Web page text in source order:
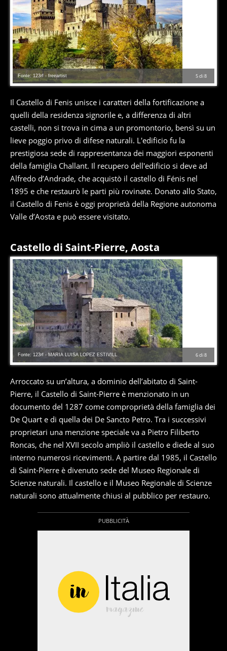
5di8
Fonte: 123rf - freeartist
Il Castello di Fenis unisce i caratteri della fortificazione a
quelli della residenza signorile e, a differenza di altri
castelli, non si trova in cima a un promontorio, bensì su un
lieve poggio privo di difese naturali. L'edificio fu la
prestigiosa sede di rappresentanza dei maggiori esponenti
della famiglia Challant. Il recupero dell'edificio si deve ad
Alfredo d’Andrade, che acquistò il castello di Fénis nel
1895 e che restaurò le parti più rovinate. Donato allo Stato,
il Castello di Fenis è oggi proprietà della Regione autonoma
Valle d’Aosta e può essere visitato.
Castello di Saint-Pierre, Aosta
6di8
Fonte: 123rf - MARIA LUISA LOPEZ ESTIVILL
Arroccato su un’altura, a dominio dell’abitato di Saint-
Pierre, il Castello di Saint-Pierre è menzionato in un
documento del 1287 come comproprietà della famiglia dei
De Quart e di quella dei De Sancto Petro. Tra i successivi
proprietari una menzione speciale va a Pietro Filiberto
Roncas, che nel XVII secolo ampliò il castello e diede al suo
interno numerosi ricevimenti. A partire dal 1985, il Castello
di Saint-Pierre è divenuto sede del Museo Regionale di
Scienze naturali. Il castello e il Museo Regionale di Scienze
naturali sono attualmente chiusi al pubblico per restauro.